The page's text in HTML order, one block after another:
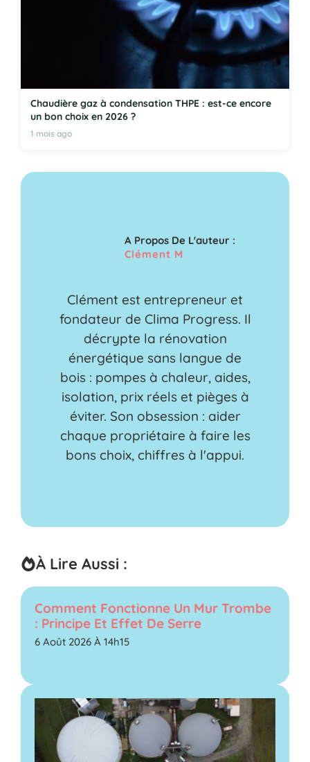
Chaudière gaz à condensation THPE : est-ce encore
un bon choix en 2026 ?
1 mois ago
A Propos De L'auteur :
Clément M
Clément est entrepreneur et
fondateur de Clima Progress. Il
décrypte la rénovation
énergétique sans langue de
bois : pompes à chaleur, aides,
isolation, prix réels et pièges à
éviter. Son obsession : aider
chaque propriétaire à faire les
bons choix, chiffres à l'appui.
À Lire Aussi :
Comment Fonctionne Un Mur Trombe
: Principe Et Effet De Serre
6 Août 2026 À 14h15